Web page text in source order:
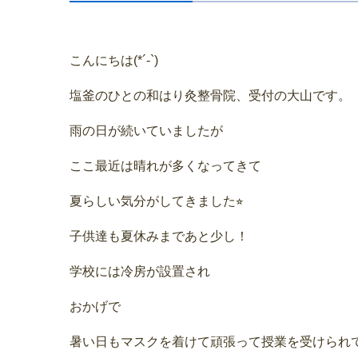
こんにちは(*´-`)
塩釜のひとの和はり灸整骨院、受付の大山です。
雨の日が続いていましたが
ここ最近は晴れが多くなってきて
夏らしい気分がしてきました⭐︎
子供達も夏休みまであと少し！
学校には冷房が設置され
おかげで
暑い日もマスクを着けて頑張って授業を受けられ